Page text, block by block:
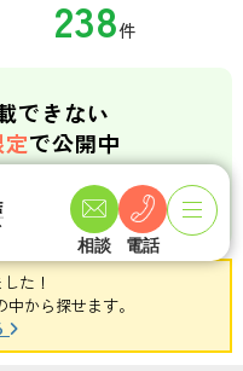
相談 電話
できない
で公開中
せる
た！
中から探せます。